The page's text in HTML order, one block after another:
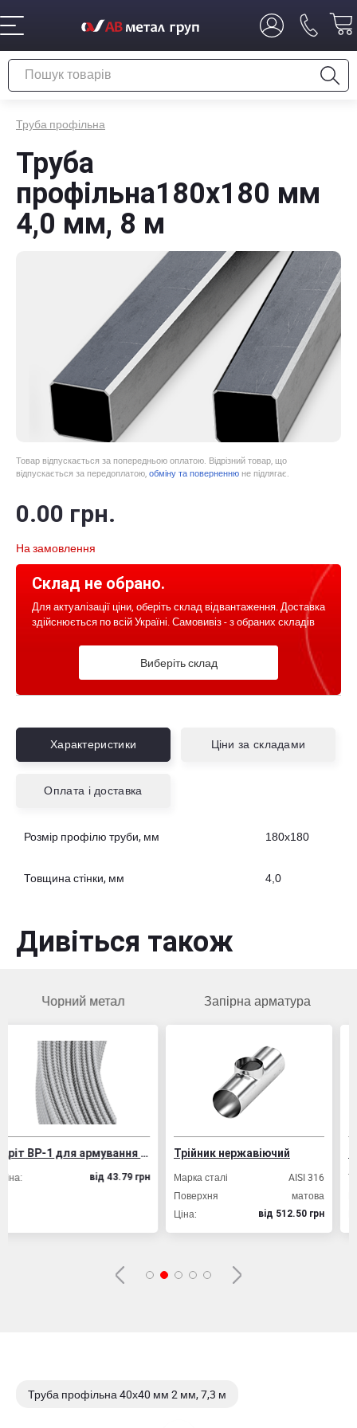
Труба профільна
Труба
профільна180х180 мм
4,0 мм, 8 м
Товар відпускається за попередньою оплатою. Відрізний товар, що
відпускається за передоплатою, обміну та поверненню не підлягає.
0.00 грн.
На замовлення
Склад не обрано.
Для актуалізації ціни, оберіть склад відвантаження. Доставка
здійснюється по всій Україні. Самовивіз - з обраних складів
Виберіть склад
Характеристики Ціни за складами
Оплата і доставка
Розмір профілю труби, мм 180х180
Товщина стінки, мм 4,0
Дивіться також
метал
Дріт ВР-1 для армування залізобетонних конструкцій
вiд 43.79 грн
Запірна арматура
Трійник нержавіючий
Марка сталі
AISI 316
вiд 512.50 грн
Труба
Товщина стінки,
Розмір профілю
Ціна:
Труба профільна 40х40 мм 2 мм, 7,3 м